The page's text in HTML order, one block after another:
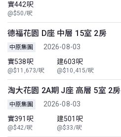
實442呎
@$50/呎
德福花園 D座 中層 15室 2房
中原集團
2026-08-03
實538呎
@$11,673/呎
建603呎
@$10,415/呎
淘大花園 2A期 J座 高層 5室 2房
中原集團
2026-08-03
實391呎
@$42/呎
建501呎
@$33/呎